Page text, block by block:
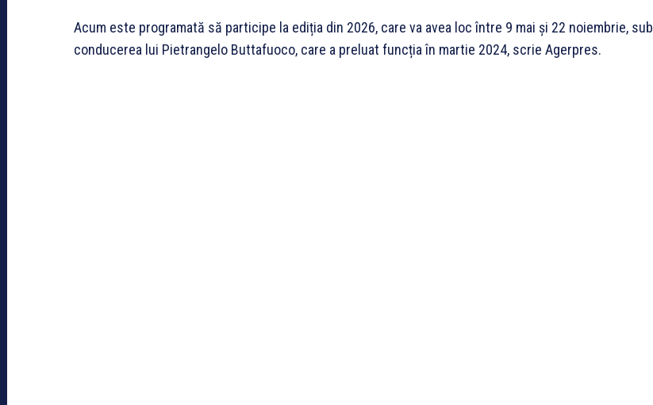
Acum este programată să participe la ediția din 2026, care va avea loc între 9 mai și 22 noiembrie, sub
conducerea lui Pietrangelo Buttafuoco, care a preluat funcția în martie 2024, scrie Agerpres.